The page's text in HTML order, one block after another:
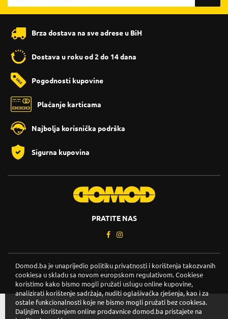
Brza dostava na sve adrese u BiH
Dostava u roku od 2 do 14 dana
Pogodnosti kupovine
Plaćanje karticama
Najbolja korisnička podrška
Sigurna kupovina
PRATITE NAS
Copyright © 2026. DOMOD.
Uslovi korištenja
Domod.ba je unaprijedio politiku privatnosti i korištenja takozvanih
cookiesa u skladu sa novom europskom regulativom. Cookiese
koristimo kako bismo mogli pružati uslugu online kupovine,
analizirati korištenje sadržaja, nuditi oglašivačka rješenja, kao i za
ostale funkcionalnosti koje ne bismo mogli pružati bez cookiesa.
Daljnjim korištenjem online prodavnice domod.ba pristajete na